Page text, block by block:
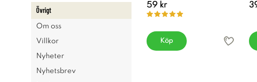
Övrigt
Om oss
Villkor
Nyheter
Nyhetsbrev
59 kr
Köp